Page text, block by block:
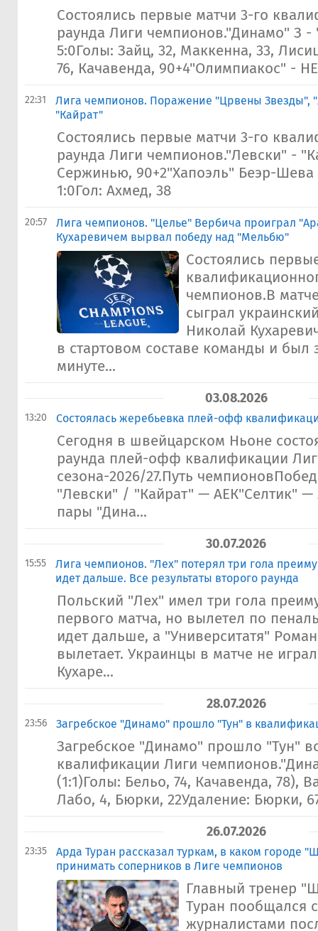
Состоялись первые матчи 3-го
раунда Лиги чемпионов."Динамо" З -
5:0Голы: Зайц, 32, Маккенна, 33,
76, Качавенда, 90+4"Олимпиакос" -
22:31
Лига чемпионов. Поражение "Црвены Звезды",
"Кайрат"
Состоялись первые матчи 3-го
раунда Лиги чемпионов."Левски" -
Сержинью, 90+2"Хапоэль" Беэр-
1:0Гол: Ахмед, 38
20:57
Лига чемпионов. "Целье" Вербича проиграл
Кухаревичем вырвал победу над "Мельбю"
Состоялись
чемпионов.В
сыграл
Николай
в стартовом составе команды и был
минуте...
03.08.2026
13:20 Состоялась жеребьевка плей-офф
Сегодня в швейцарском Ньоне
раунда плей-офф квалификации
сезона-2026/27.Путь
"Левски" / "Кайрат" — АЕК"Селтик" —
пары "Дина...
30.07.2026
15:55
Лига чемпионов. "Лех" потерял три гола
идет дальше. Все результаты второго раунда
Польский "Лех" имел три гола
первого матча, но вылетел по
идет дальше, а "Университатя"
вылетает. Украинцы в матче не
Кухаре...
28.07.2026
23:56 Загребское "Динамо" прошло "Тун" в
Загребское "Динамо" прошло "Тун"
квалификации Лиги
(1:1)Голы: Бельо, 74, Качавенда, 78),
Лабо, 4, Бюрки, 22Удаление: Бюрки,
26.07.2026
23:35
Арда Туран рассказал туркам, в каком городе
принимать соперников в Лиге чемпионов
Главный тренер
Туран пообщался
журналистами